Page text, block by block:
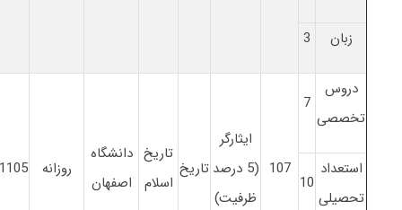
زبان 3
دروس
تخصصی
7
107
ایثارگر
(5 درصد
ظرفیت)
تاریخ
تاریخ
اسلام
دانشگاه
اصفهان
روزانه 1105
استعداد
تحصیلی
10